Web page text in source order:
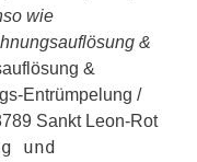
wie
&
&
Entrümpelung /
Sankt Leon-Rot
und